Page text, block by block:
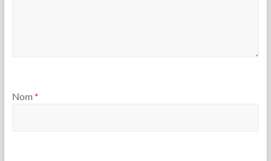
Nom *